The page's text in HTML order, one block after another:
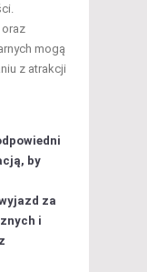
mogą
z atrakcji
by
za
i